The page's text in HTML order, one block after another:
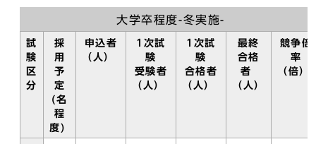
大学卒程度-冬実施-
試
験
区
分
採
用
予
定
(名
程
度)
申込者
（人）
1次試
験
受験者
（人）
1次試
験
合格者
（人）
最終
合格
者
（人）
競争倍
率
（倍）